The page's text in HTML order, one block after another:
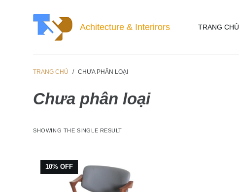
Achitecture & Interirors TRANG CHỦ
TRANG CHỦ / CHƯA PHÂN LOẠI
Chưa phân loại
SHOWING THE SINGLE RESULT
10% OFF